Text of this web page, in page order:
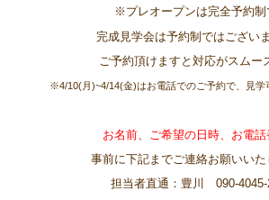
※プレオープンは完全予約制
完成見学会は予約制ではござい
ご予約頂けますと対応がスムー
※4/10(月)~4/14(金)はお電話でのご予約で、 見学
お名前、ご希望の日時、お電話
事前に下記までご連絡お願いいた
担当者直通：豊川 090-4045-